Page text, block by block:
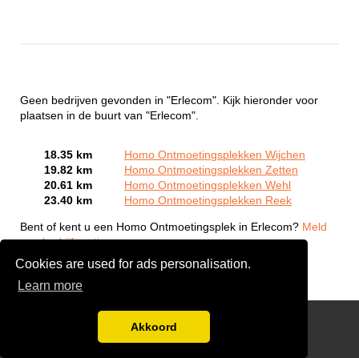
Cookies are used for ads personalisation.
Learn more
Akkoord
Geen bedrijven gevonden in "Erlecom". Kijk hieronder voor
plaatsen in de buurt van "Erlecom".
18.35 km
Homo Ontmoetingsplekken Wijchen
19.82 km
Homo Ontmoetingsplekken Zetten
20.61 km
Homo Ontmoetingsplekken Wehl
23.40 km
Homo Ontmoetingsplekken Reek
Bent of kent u een Homo Ontmoetingsplek in Erlecom? Meld
een bedrijf gratis aan